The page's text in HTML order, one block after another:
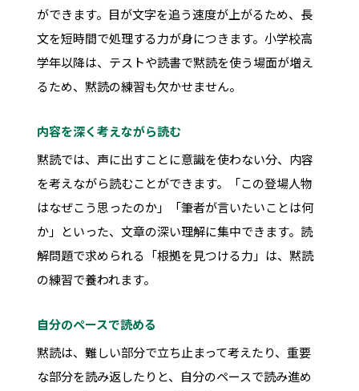
ができます。目が文字を追う速度が上がるため、長
文を短時間で処理する力が身につきます。小学校高
学年以降は、テストや読書で黙読を使う場面が増え
るため、黙読の練習も欠かせません。
内容を深く考えながら読む
黙読では、声に出すことに意識を使わない分、内容
を考えながら読むことができます。「この登場人物
はなぜこう思ったのか」「筆者が言いたいことは何
か」といった、文章の深い理解に集中できます。読
解問題で求められる「根拠を見つける力」は、黙読
の練習で養われます。
自分のペースで読める
黙読は、難しい部分で立ち止まって考えたり、重要
な部分を読み返したりと、自分のペースで読み進め